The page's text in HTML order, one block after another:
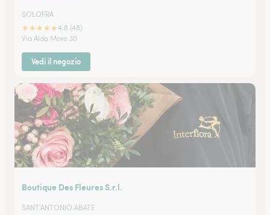
SOLOFRA
★★★★★4.8 (48)
Via Aldo Moro 30
Vedi il negozio
Boutique Des Fleures S.r.l.
SANT'ANTONIO ABATE